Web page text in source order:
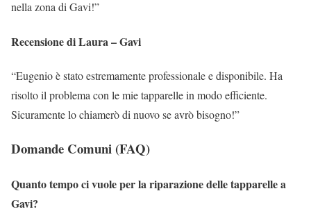
nella zona di Gavi!”
Recensione di Laura – Gavi
“Eugenio è stato estremamente professionale e disponibile. Ha
risolto il problema con le mie tapparelle in modo efficiente.
Sicuramente lo chiamerò di nuovo se avrò bisogno!”
Domande Comuni (FAQ)
Quanto tempo ci vuole per la riparazione delle tapparelle a
Gavi?